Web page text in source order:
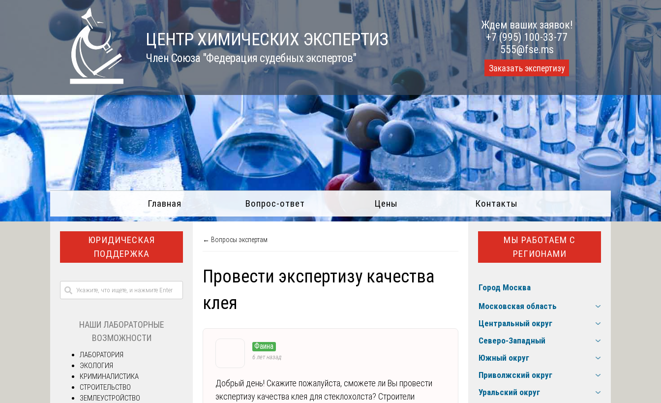
ЦЕНТР ХИМИЧЕСКИХ ЭКСПЕРТИЗ
Член Союза "Федерация судебных экспертов"
Ждем ваших заявок!
+7 (995) 100-33-77
555@fse.ms
Заказать экспертизу
Главная Вопрос-ответ Цены Контакты
← Вопросы экспертам
Провести экспертизу качества
клея
Фаина
6 лет назад
Добрый день! Скажите пожалуйста, сможете ли Вы провести
экспертизу качества клея для стеклохолста? Строители
ЮРИДИЧЕСКАЯ
ПОДДЕРЖКА
НАШИ ЛАБОРАТОРНЫЕ
ВОЗМОЖНОСТИ
ЛАБОРАТОРИЯ
ЭКОЛОГИЯ
КРИМИНАЛИСТИКА
СТРОИТЕЛЬСТВО
ЗЕМЛЕУСТРОЙСТВО
МЫ РАБОТАЕМ С
РЕГИОНАМИ
Город Москва
Московская область
Центральный округ
Северо-Западный
Южный округ
Приволжский округ
Уральский округ